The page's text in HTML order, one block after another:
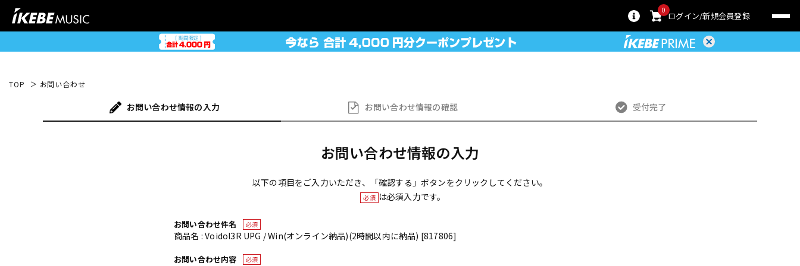
0
ログイン 新規会員登録
TOP お問い合わせ
お問い合わせ情報の入力 お問い合わせ情報の確認 受付完了
お問い合わせ情報の入力
以下の項目をご入力いただき、「確認する」ボタンをクリックしてください。
必須 は必須入力です。
お問い合わせ件名 必須
商品名 : Voidol3R UPG / Win(オンライン納品)(2時間以内に納品) [817806]
お問い合わせ内容 必須